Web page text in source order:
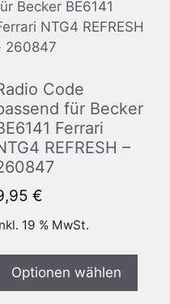
Code
für Becker
Ferrari
REFRESH –
€
19 % MwSt.
Optionen wählen